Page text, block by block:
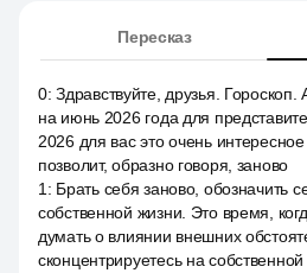
Пересказ
0:Здравствуйте, друзья. Гороскоп.
на июнь 2026 года для
2026 для вас это очень
позволит, образно говоря, заново
1 : Брать себя заново, обозначить
собственной жизни. Это время,
думать о влиянии внешних
сконцентрируетесь на